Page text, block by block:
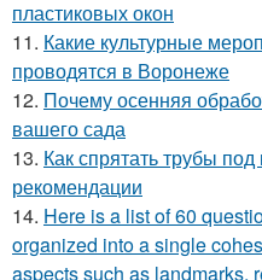
пластиковых окон
11. Какие культурные
проводятся в Воронеже
12. Почему осенняя
вашего сада
13. Как спрятать трубы
рекомендации
14. Here is a list of 60
organized into a single
aspects such as landmarks,